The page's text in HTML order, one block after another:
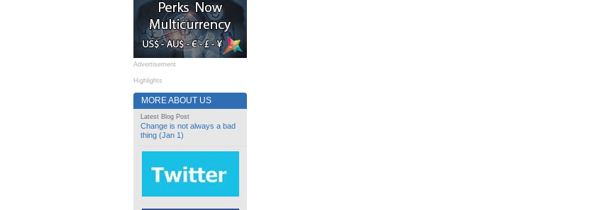
Advertisement
Highlights
MORE ABOUT US
Latest Blog Post
Change is not always a bad
thing (Jan 1)